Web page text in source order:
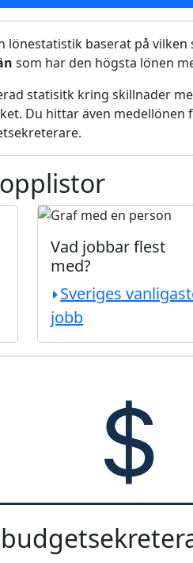
lönestatistik baserat på
som har den högsta lönen
statisitk kring skillnader
Du hittar även medellönen
Vad jobbar flest
med?
Sveriges
jobb